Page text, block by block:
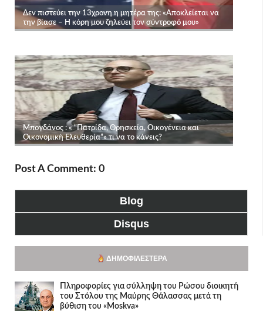
Post A Comment: 0
Blog
Disqus
ΔΗΜΟΦΙΛΈΣΤΕΡΑ
Πληροφορίες για σύλληψη του Ρώσου διοικητή
του Στόλου της Mαύρης Θάλασσας μετά τη
βύθιση του «Moskva»